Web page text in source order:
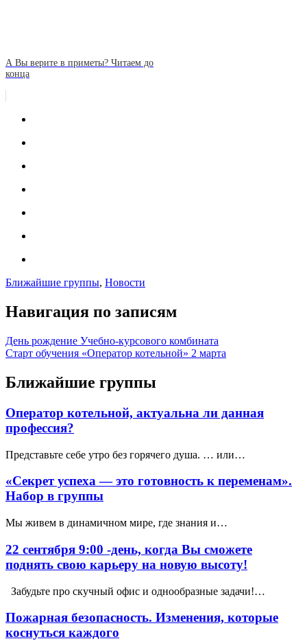
А Вы верите в приметы? Читаем до
конца
Ближайшие группы, Новости
Навигация по записям
День рождение Учебно-курсового комбината
Старт обучения «Оператор котельной» 2 марта
Ближайшие группы
Оператор котельной, актуальна ли данная
профессия?
Представьте себе утро без горячего душа. … или…
«Секрет успеха — это готовность к переменам».
Набор в группы
Мы живем в динамичном мире, где знания и…
22 сентября 9:00 -день, когда Вы сможете
поднять свою карьеру на новую высоту!
Забудьте про скучный офис и однообразные задачи!…
Пожарная безопасность. Изменения, которые
коснуться каждого